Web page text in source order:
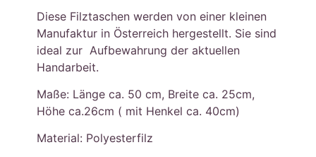
Diese Filztaschen werden von einer kleinen
Manufaktur in Österreich hergestellt. Sie sind
ideal zur Aufbewahrung der aktuellen
Handarbeit.
Maße: Länge ca. 50 cm, Breite ca. 25cm,
Höhe ca.26cm ( mit Henkel ca. 40cm)
Material: Polyesterfilz